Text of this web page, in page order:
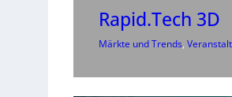
Rapid.Tech 3D
Märkte und Trends,